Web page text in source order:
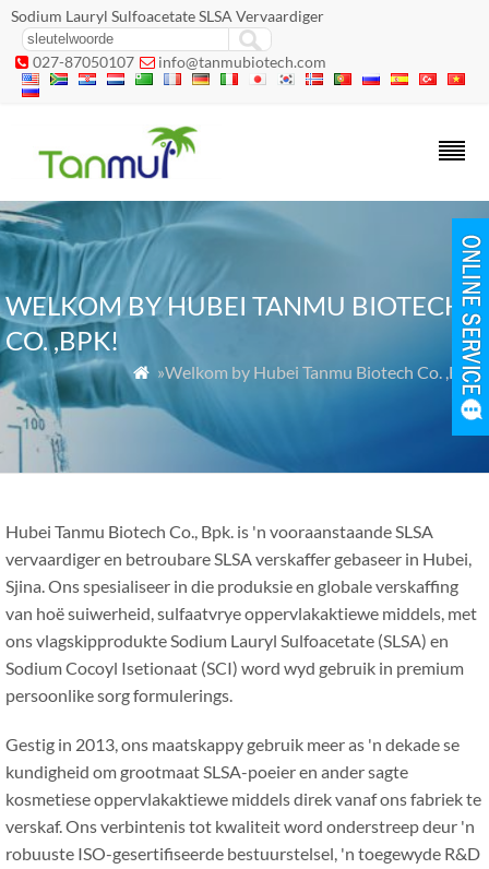
Sodium Lauryl Sulfoacetate SLSA Vervaardiger
 027-87050107  info@tanmubiotech.com
WELKOM BY HUBEI TANMU BIOTECH
CO. ,BPK!
 »Welkom by Hubei Tanmu Biotech Co. ,Bpk!
Hubei Tanmu Biotech Co., Bpk. is 'n vooraanstaande SLSA
vervaardiger en betroubare SLSA verskaffer gebaseer in Hubei,
Sjina. Ons spesialiseer in die produksie en globale verskaffing
van hoë suiwerheid, sulfaatvrye oppervlakaktiewe middels, met
ons vlagskipprodukte Sodium Lauryl Sulfoacetate (SLSA) en
Sodium Cocoyl Isetionaat (SCI) word wyd gebruik in premium
persoonlike sorg formulerings.
Gestig in 2013, ons maatskappy gebruik meer as 'n dekade se
kundigheid om grootmaat SLSA-poeier en ander sagte
kosmetiese oppervlakaktiewe middels direk vanaf ons fabriek te
verskaf. Ons verbintenis tot kwaliteit word onderstreep deur 'n
robuuste ISO-gesertifiseerde bestuurstelsel, 'n toegewyde R&D